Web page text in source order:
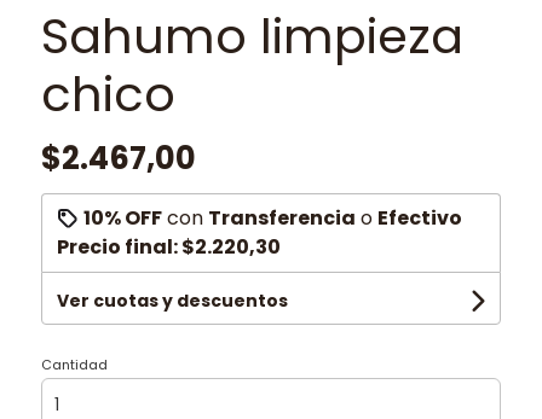
Sahumo limpieza
chico
$2.467,00
10% OFFcon Transferencia o Efectivo
Precio final:$2.220,30
Ver cuotas y descuentos
Cantidad